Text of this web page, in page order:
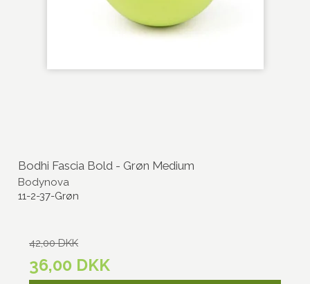
Bodhi Fascia Bold - Grøn Medium
Bodynova
11-2-37-Grøn
42,00 DKK
36,00 DKK